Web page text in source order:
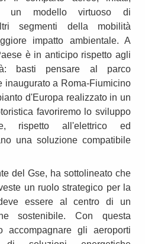
un modello virtuoso di
segmenti della mobilità
impatto ambientale. A
è in anticipo rispetto agli
basti pensare al parco
inaugurato a Roma-Fiumicino
d'Europa realizzato in un
favoriremo lo sviluppo
rispetto all'elettrico ed
una soluzione compatibile
del Gse, ha sottolineato che
un ruolo strategico per la
essere al centro di un
sostenibile. Con questa
accompagnare gli aeroporti